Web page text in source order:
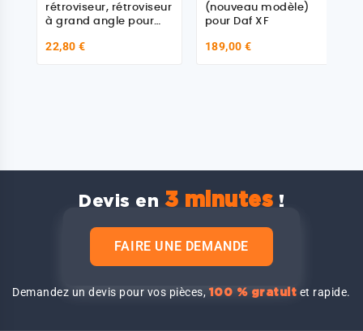
rétroviseur, rétroviseur
à grand angle pour
CF 85 IV, XF 95/105
22,80 €
(nouveau modèle)
pour Daf XF
189,00 €
Devis en 3 minutes !
FAIRE UNE DEMANDE
Demandez un devis pour vos pièces,100 % gratuit et rapide.